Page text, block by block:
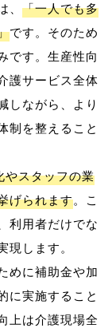
、 「一人でも多
です。そのため
です。生産性向
護サービス全体
しながら、より
制を整えること
やスタッフの業
げられます。こ
利用者だけでな
現します。
めに補助金や加
に実施すること
上は介護現場全